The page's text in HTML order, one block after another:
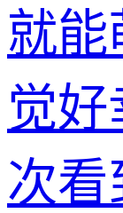
就能
觉好
次看